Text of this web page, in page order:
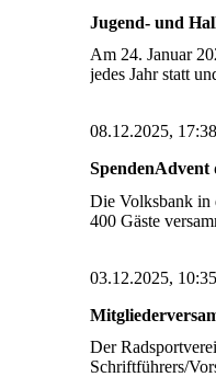
Jugend- und
Am 24. Januar
jedes Jahr statt
08.12.2025, 17:38
Die Volksbank in
400 Gäste
03.12.2025, 10:35
Der
Schriftführers/